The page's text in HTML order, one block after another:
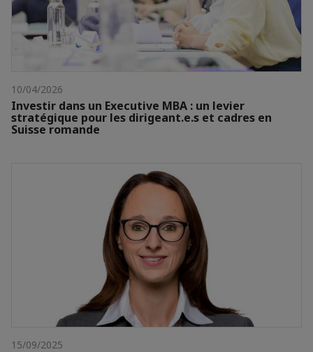
10/04/2026
Investir dans un Executive MBA : un levier
stratégique pour les dirigeant.e.s et cadres en
Suisse romande
15/09/2025